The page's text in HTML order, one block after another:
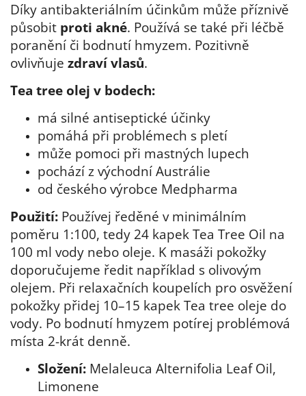
Díky antibakteriálním účinkům může příznivě
působit proti akné. Používá se také při léčbě
poranění či bodnutí hmyzem. Pozitivně
ovlivňuje zdraví vlasů.
Tea tree olej v bodech:
má silné antiseptické účinky
pomáhá při problémech s pletí
může pomoci při mastných lupech
pochází z východní Austrálie
od českého výrobce Medpharma
Použití: Používej ředěné v minimálním
poměru 1:100, tedy 24 kapek Tea Tree Oil na
100 ml vody nebo oleje. K masáži pokožky
doporučujeme ředit například s olivovým
olejem. Při relaxačních koupelích pro osvěžení
pokožky přidej 10–15 kapek Tea tree oleje do
vody. Po bodnutí hmyzem potírej problémová
místa 2-krát denně.
Složení: Melaleuca Alternifolia Leaf Oil,
Limonene